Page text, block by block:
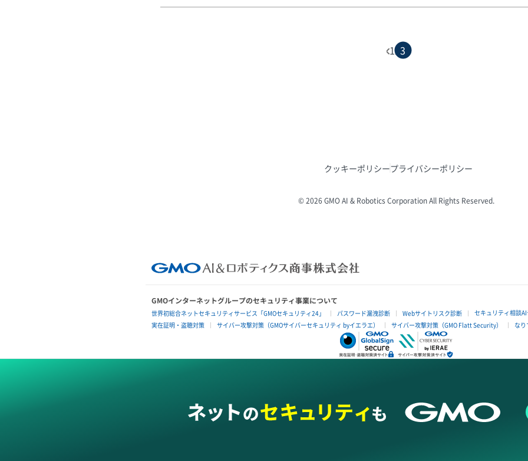
12 3
クッキーポリシープライバシーポリシー
© 2026 GMO AI & Robotics Corporation All Rights Reserved.
GMOインターネットグループのセキュリティ事業について
世界初総合ネットセキュリティサービス「GMOセキュリティ24」 パスワード漏洩診断 Webサイトリスク診断
セキュリティ相談
実在証明・盗聴対策
サイバー攻撃対策（GMOサイバーセキュリティ byイエラエ） サイバー攻撃対策（GMO Flatt Security） な